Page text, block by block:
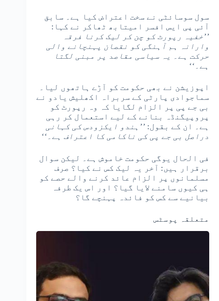
سول سوسائٹی نے سخت اعتراض کیا ہے۔ سابق
آئی پی ایس افسر امیتابھ ٹھاکر نے کہا:
’’خفیہ رپورٹ کو چن کر لیک کرنا فرقہ
وارانہ ہم آہنگی کو نقصان پہنچانے والی
حرکت ہے۔ یہ سیاسی مقاصد پر مبنی لگتا
ہے۔‘‘
اپوزیشن نے بھی حکومت کو آڑے ہاتھوں لیا۔
سماجوادی پارٹی کے سربراہ اکھلیش یادو نے
بی جے پی پر الزام لگایا کہ وہ رپورٹ کو
پروپیگنڈہ بنانے کے لیے استعمال کر رہی
ہے۔ ان کے بقول: ’’ہندو ایکزودس کی کہانی
دراصل بی جے پی کی ناکامی کا اعتراف ہے۔‘‘
فی الحال یوگی حکومت خاموش ہے۔ لیکن سوال
برقرار ہیں: آخر یہ لیک کس نے کیا؟ صرف
مسلمانوں پر الزام عائد کرنے والے حصے کو
ہی کیوں سامنے لایا گیا؟ اور اس یک طرفہ
بیانیے سے کس کو فائدہ پہنچے گا؟
متعلقہ پوسٹس